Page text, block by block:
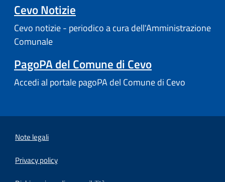
Cevo Notizie
Cevo notizie - periodico a cura dell'Amministrazione
Comunale
PagoPA del Comune di Cevo
Accedi al portale pagoPA del Comune di Cevo
Note legali
Privacy policy